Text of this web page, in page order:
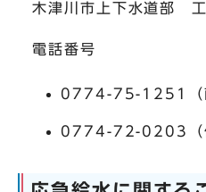
木津川市上下水道部
電話番号
0774-75-1251（
0774-72-0203（